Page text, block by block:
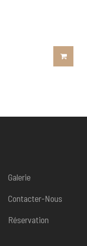
Galerie
Contacter-Nous
Réservation